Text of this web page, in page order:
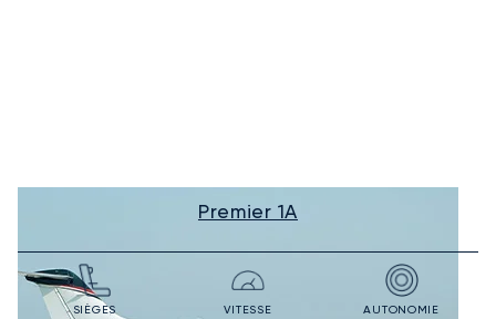
Premier 1A
SIÈGES VITESSE AUTONOMIE